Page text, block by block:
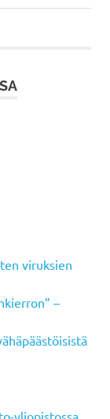
viruksien
–
yliopistossa